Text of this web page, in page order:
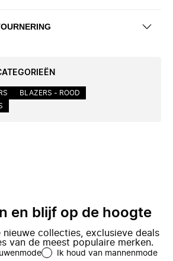
BLAZERS - ROOD
en blijf op de hoogte
nieuwe collecties, exclusieve deals
van de meest populaire merken.
Ik houd van mannenmode